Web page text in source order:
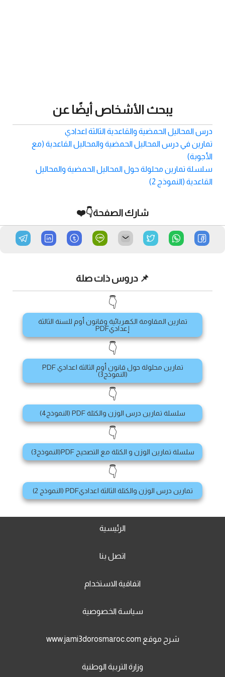
يبحث الأشخاص أيضًا عن
درس المحاليل الحمضية والقاعدية الثالثة اعدادي
تمارين في درس المحاليل الحمضية والمحاليل القاعدية (مع
الأجوبة)
سلسلة تمارين محلولة حول المحاليل الحمضية والمحاليل
القاعدية (النموذج 2)
شارك الصفحة👇❤️
📌 دروس ذات صلة
👇
تمارين المقاومة الكهربائية وقانون أوم للسنة الثالثة
إعداديPDF
👇
تمارين محلولة حول قانون أوم الثالثة اعدادي PDF
(النموذج3)
👇
سلسلة تمارين درس الوزن والكتلة PDF (النموذج4)
👇
سلسلة تمارين الوزن و الكتلة مع التصحيح PDF(النموذج3)
👇
تمارين درس الوزن والكتلة الثالثة اعداديPDF (النموذج 2)
الرئيسية
اتصل بنا
اتفاقية الاستخدام
سياسة الخصوصية
شرح موقع www.jami3dorosmaroc.com
وزارة التربية الوطنية